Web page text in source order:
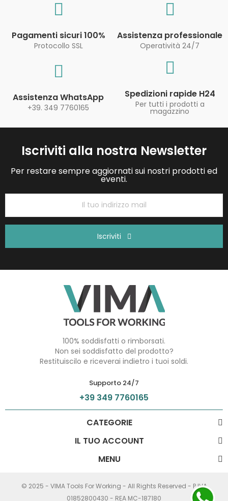
Pagamenti sicuri 100%
Protocollo SSL
Assistenza professionale
Operatività 24/7
Assistenza WhatsApp
+39. 349 7760165
Spedizioni rapide H24
Per tutti i prodotti a
magazzino
Iscriviti alla nostra Newsletter
Per restare sempre aggiornati sui nostri prodotti ed
eventi.
Iscriviti
100% soddisfatti o rimborsati.
Non sei soddisfatto del prodotto?
Restituiscilo e riceverai indietro i tuoi soldi.
Supporto 24/7
+39 349 7760165
CATEGORIE
IL TUO ACCOUNT
MENU
© 2025 - VIMA Tools For Working - All Rights Reserved - P.IVA
01852800430 - REA MC-187180